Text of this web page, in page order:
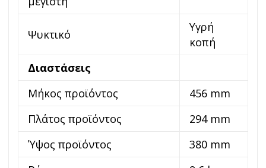
Ψυκτικό
Υγρή
κοπή
Διαστάσεις
Μήκος προϊόντος
456 mm
Πλάτος προϊόντος
294 mm
Ύψος προϊόντος
380 mm